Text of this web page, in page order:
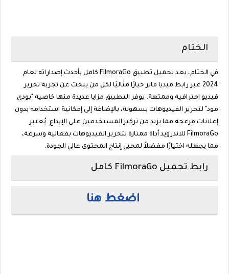
الختام
في الختام، يعد تحميل تطبيق FilmoraGo كامل بأحدث إصداراته لعام
2024 عبر رابط ميديا فاير خيارًا مثاليًا لكل من يبحث عن تجربة تحرير
فيديو احترافية وممتعة. يوفر التطبيق مزايا عديدة منها خاصية "بودي
مود" لتحرير الفيديوهات بسهولة، بالإضافة إلى إمكانية استخدامه بدون
إعلانات مزعجة مما يزيد من تركيز المستخدمين على الإبداع. يُعتبر
FilmoraGo للاندرويد أداة ممتازة لتحرير الفيديوهات بفعالية وسرعة،
مما يجعله اختيارًا مفضلاً لمحبي إنتاج المحتوى عالي الجودة.
رابط تحميل FilmoraGo كامل
اضغط هنا